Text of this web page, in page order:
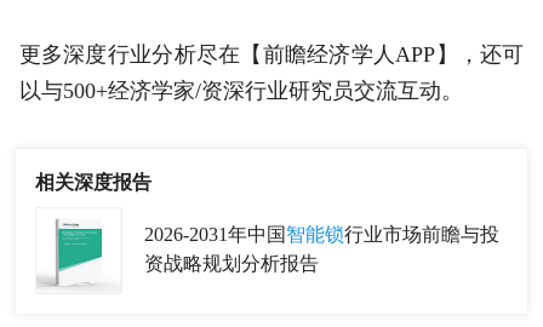
更多深度行业分析尽在【前瞻经济学人APP】，还可
以与500+经济学家/资深行业研究员交流互动。
相关深度报告
2026-2031年中国 智能锁行业市场前瞻与投
资战略规划分析报告